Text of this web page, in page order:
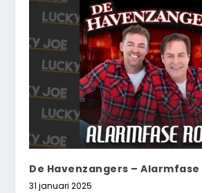
De Havenzangers –
31 januari 2025